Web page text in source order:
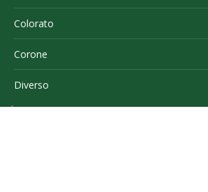
Colorato
Corone
Diverso